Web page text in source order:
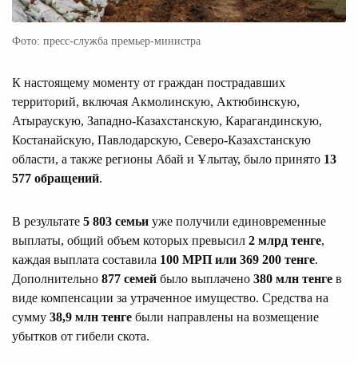
Фото: пресс-служба премьер-министра
К настоящему моменту от граждан пострадавших
территорий, включая Акмолинскую, Актюбинскую,
Атыраускую, Западно-Казахстанскую, Карагандинскую,
Костанайскую, Павлодарскую, Северо-Казахстанскую
области, а также регионы Абай и Ұлытау, было принято 13
577 обращений.
В результате 5 803 семьи уже получили единовременные
выплаты, общий объем которых превысил 2 млрд тенге,
каждая выплата составила 100 МРП или 369 200 тенге.
Дополнительно 877 семей было выплачено 380 млн тенге в
виде компенсации за утраченное имущество. Средства на
сумму 38,9 млн тенге были направлены на возмещение
убытков от гибели скота.